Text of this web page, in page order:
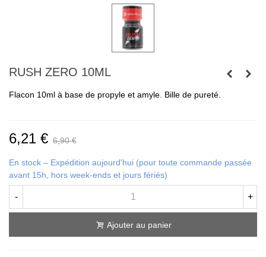
RUSH ZERO 10ML
Flacon 10ml à base de propyle et amyle. Bille de pureté.
6,21 € 6,90 €
En stock – Expédition aujourd'hui (pour toute commande passée
avant 15h, hors week-ends et jours fériés)
- +
Ajouter au panier